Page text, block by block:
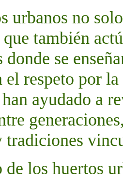
urbanos no
también
donde se
el respeto por
ayudado a
tradiciones
los huertos